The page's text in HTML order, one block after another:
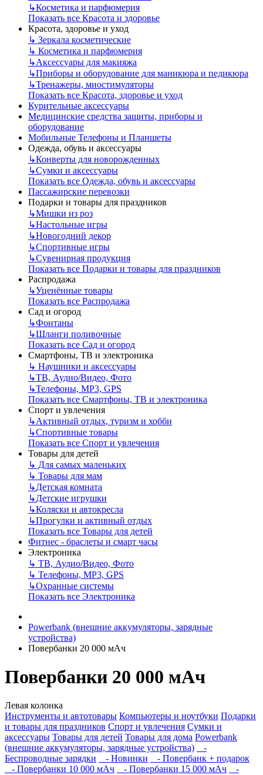
↳Косметика и парфюмерия
Показать все Красота и здоровье
Красота, здоровье и уход
↳ Зеркала косметические
↳ Косметика и парфюмерия
↳Аксессуары для макияжа
↳Приборы и оборудование для маникюра и педикюра
↳Тренажеры, миостимуляторы
Показать все Красота, здоровье и уход
Курительные аксессуары
Медицинские средства защиты, приборы и
оборудование
Мобильные Телефоны и Планшеты
Одежда, обувь и аксессуары
↳Конверты для новорожденных
↳Сумки и аксессуары
Показать все Одежда, обувь и аксессуары
Пассажирские перевозки
Подарки и товары для праздников
↳Мишки из роз
↳Настольные игры
↳Новогодний декор
↳Спортивные игры
↳Сувенирная продукция
Показать все Подарки и товары для праздников
Распродажа
↳Уценённые товары
Показать все Распродажа
Сад и огород
↳Фонтаны
↳Шланги поливочные
Показать все Сад и огород
Смартфоны, ТВ и электроника
↳ Наушники и аксессуары
↳ТВ, Аудио/Видео, Фото
↳Телефоны, МР3, GPS
Показать все Смартфоны, ТВ и электроника
Спорт и увлечения
↳Активный отдых, туризм и хобби
↳Спортивные товары
Показать все Спорт и увлечения
Товары для детей
↳ Для самых маленьких
↳ Товары для мам
↳Детская комната
↳Детские игрушки
↳Коляски и автокресла
↳Прогулки и активный отдых
Показать все Товары для детей
Фитнес - браслеты и смарт часы
Электроника
↳ ТВ, Аудио/Видео, Фото
↳ Телефоны, МР3, GPS
↳Охранные системы
Показать все Электроника
Powerbank (внешние аккумуляторы, зарядные
устройства)
Повербанки 20 000 мАч
Повербанки 20 000 мАч
Левая колонка
Инструменты и автотовары Компьютеры и ноутбуки Подарки
и товары для праздников Спорт и увлечения Сумки и
аксессуары Товары для детей Товары для дома Powerbank
(внешние аккумуляторы, зарядные устройства)
-
Беспроводные зарядки
- Новинки
- Повербанк + подарок
- Повербанки 10 000 мАч
- Повербанки 15 000 мАч
-